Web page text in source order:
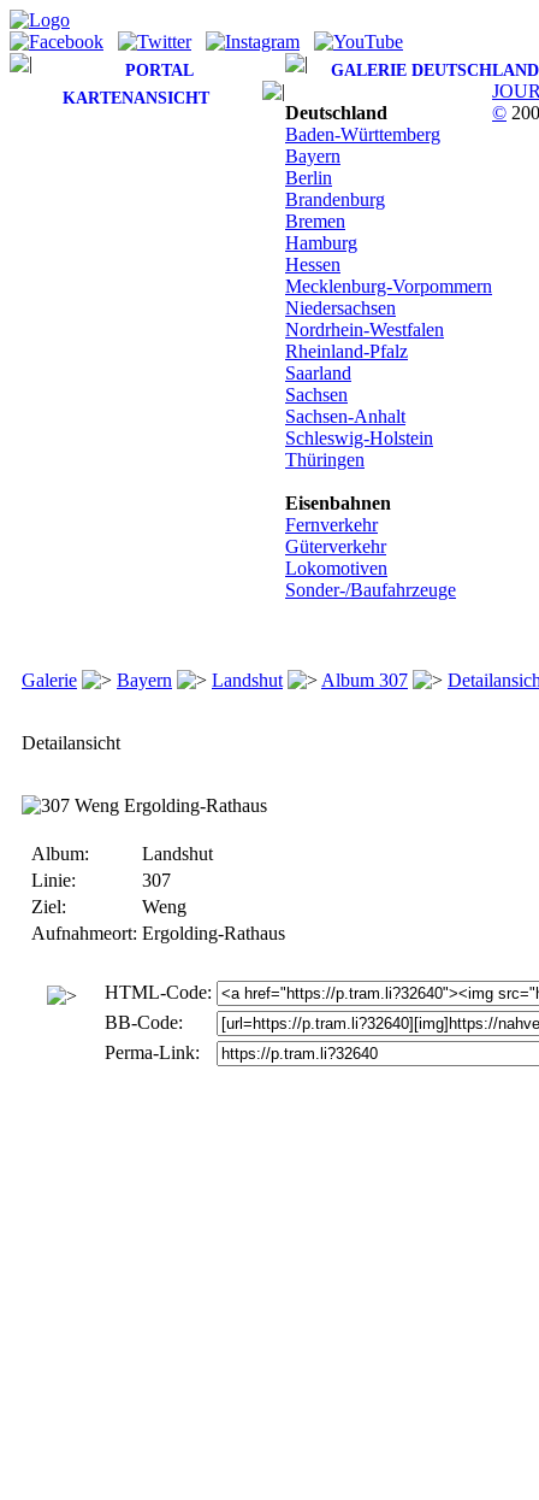
PORTAL
GALERIE DEUTSCHLAND
KARTENANSICHT
Deutschland
Baden-Württemberg
Bayern
Berlin
Brandenburg
Bremen
Hamburg
Hessen
Mecklenburg-Vorpommern
Niedersachsen
Nordrhein-Westfalen
Rheinland-Pfalz
Saarland
Sachsen
Sachsen-Anhalt
Schleswig-Holstein
Thüringen
Eisenbahnen
Fernverkehr
Güterverkehr
Lokomotiven
Sonder-/Baufahrzeuge
Galerie Bayern Landshut Album 307
Detailansicht
Album:
Landshut
Linie:
307
Ziel:
Weng
Aufnahmeort: Ergolding-Rathaus
HTML-Code:
BB-Code:
Perma-Link:
©